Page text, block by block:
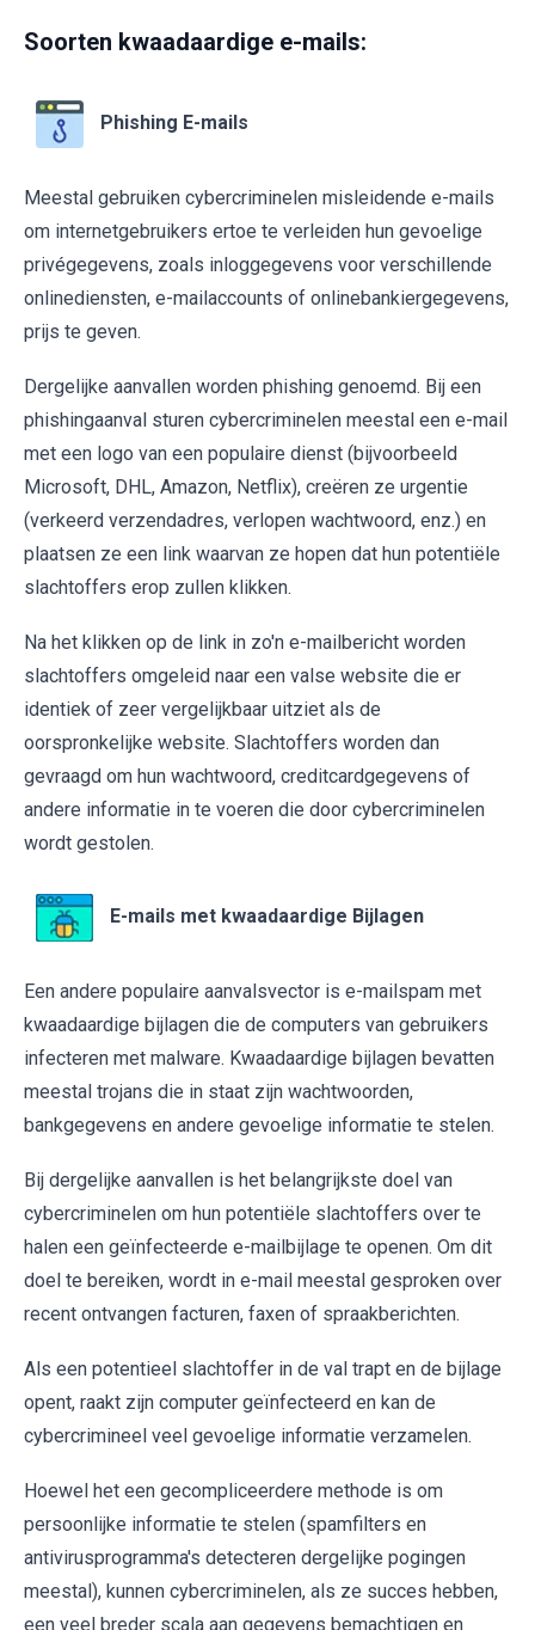
Soorten kwaadaardige e-mails:
Phishing E-mails
Meestal gebruiken cybercriminelen misleidende e-mails
om internetgebruikers ertoe te verleiden hun gevoelige
privégegevens, zoals inloggegevens voor verschillende
onlinediensten, e-mailaccounts of onlinebankiergegevens,
prijs te geven.
Dergelijke aanvallen worden phishing genoemd. Bij een
phishingaanval sturen cybercriminelen meestal een e-mail
met een logo van een populaire dienst (bijvoorbeeld
Microsoft, DHL, Amazon, Netflix), creëren ze urgentie
(verkeerd verzendadres, verlopen wachtwoord, enz.) en
plaatsen ze een link waarvan ze hopen dat hun potentiële
slachtoffers erop zullen klikken.
Na het klikken op de link in zo'n e-mailbericht worden
slachtoffers omgeleid naar een valse website die er
identiek of zeer vergelijkbaar uitziet als de
oorspronkelijke website. Slachtoffers worden dan
gevraagd om hun wachtwoord, creditcardgegevens of
andere informatie in te voeren die door cybercriminelen
wordt gestolen.
E-mails met kwaadaardige Bijlagen
Een andere populaire aanvalsvector is e-mailspam met
kwaadaardige bijlagen die de computers van gebruikers
infecteren met malware. Kwaadaardige bijlagen bevatten
meestal trojans die in staat zijn wachtwoorden,
bankgegevens en andere gevoelige informatie te stelen.
Bij dergelijke aanvallen is het belangrijkste doel van
cybercriminelen om hun potentiële slachtoffers over te
halen een geïnfecteerde e-mailbijlage te openen. Om dit
doel te bereiken, wordt in e-mail meestal gesproken over
recent ontvangen facturen, faxen of spraakberichten.
Als een potentieel slachtoffer in de val trapt en de bijlage
opent, raakt zijn computer geïnfecteerd en kan de
cybercrimineel veel gevoelige informatie verzamelen.
Hoewel het een gecompliceerdere methode is om
persoonlijke informatie te stelen (spamfilters en
antivirusprogramma's detecteren dergelijke pogingen
meestal), kunnen cybercriminelen, als ze succes hebben,
een veel breder scala aan gegevens bemachtigen en